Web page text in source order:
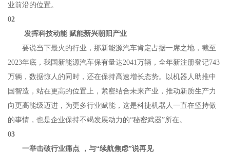
业前沿的位置。
02
发挥科技动能 赋能新兴朝阳产业
要说当下最火的行业，那新能源汽车肯定占据一席之地，截至
2023年底，我国新能源汽车保有量达2041万辆，全年新注册登记743
万辆，数据惊人的同时，还在保持高速增长态势。以机器人助推中
国智造，站在更高的位置上，紧密结合未来产业，推动新质生产力
向更高能级迈进，为更多行业赋能，这是科捷机器人一直在坚持做
的事情，也是企业保持不竭发展动力的“秘密武器”所在。
03
一举击破行业痛点 ，与“续航焦虑”说再见